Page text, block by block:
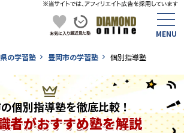
の学習塾 豊岡市の学習塾 個別指導塾
個別指導塾を徹底比較！
者がおすすめ塾を解説